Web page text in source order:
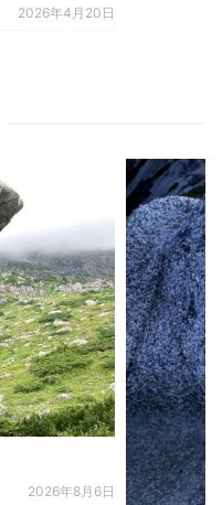
2026年4月20日
2026年8月6日